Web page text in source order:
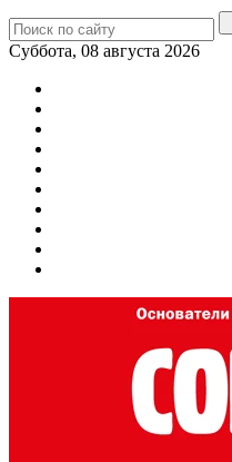
Суббота, 08 августа 2026